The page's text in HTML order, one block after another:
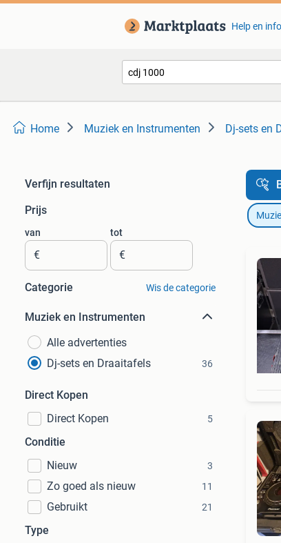
Help en info
Home Muziek en Instrumenten Dj-sets en
Verfijn resultaten
Prijs
van
€
tot
€
Categorie Wis de categorie
Muziek en Instrumenten
Alle advertenties
Dj-sets en Draaitafels
36
Direct Kopen
Direct Kopen
5
Conditie
Nieuw
3
Zo goed als nieuw 11
Gebruikt 21
Type